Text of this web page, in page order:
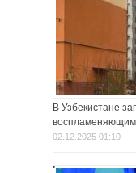
В Узбекистане
02.12.2025 01:10